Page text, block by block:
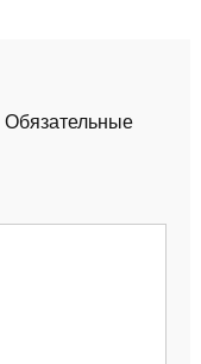
Обязательные